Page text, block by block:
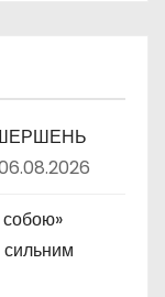
ШЕРШЕНЬ
сильним